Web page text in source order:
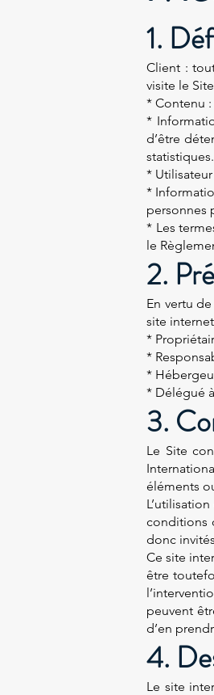
1.
Client :
visite le
* Contenu
*
d’être
statistiques.
*
*
personnes
* Les
le
2.
En vertu
site internet
*
*
*
* Délégué
3.
Le Site
éléments
conditions
donc
Ce site
être
peuvent
d’en
4.
Le site